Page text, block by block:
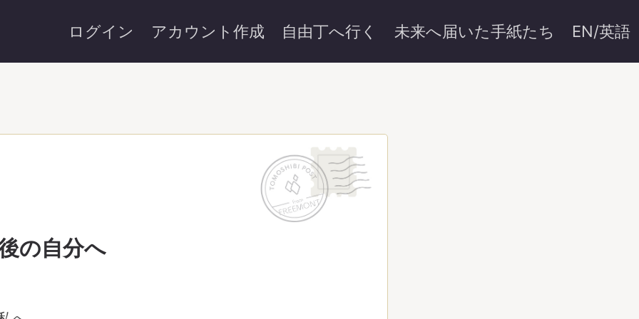
ログイン アカウント作成 自由丁へ行く 未来へ届いた手紙たち EN/英語
の自分へ